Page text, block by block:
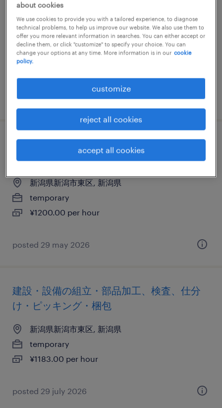
新潟県新潟市東区, 新潟県
temporary
¥1136.00 per hour
posted 16 june 2026
人材派遣・人材紹介の検査、マシンオペレ
ーター、その他（製造）
新潟県新潟市東区, 新潟県
temporary
¥1200.00 per hour
posted 29 may 2026
建設・設備の組立・部品加工、検査、仕分
け・ピッキング・梱包
新潟県新潟市東区, 新潟県
temporary
¥1183.00 per hour
posted 29 july 2026
about cookies
We use cookies to provide you with a tailored experience, to diagnose
technical problems, to help us improve our website. We also use them to
offer you more relevant information in searches. You can either accept or
decline them, or click "customize" to specify your choice. You can
change your options at any time. More information is in our cookie
policy.
customize
reject all cookies
accept all cookies